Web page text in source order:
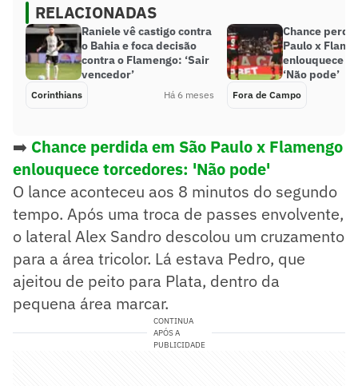
RELACIONADAS
Raniele vê castigo contra
o Bahia e foca decisão
contra o Flamengo: ‘Sair
vencedor’
Corinthians Há 6 meses
Chance
Paulo x
enlouquece
‘Não pode’
Fora de Campo
➡️ Chance perdida em São Paulo x Flamengo
enlouquece torcedores: 'Não pode'
O lance aconteceu aos 8 minutos do segundo
tempo. Após uma troca de passes envolvente,
o lateral Alex Sandro descolou um cruzamento
para a área tricolor. Lá estava Pedro, que
ajeitou de peito para Plata, dentro da
pequena área marcar.
CONTINUA
APÓS A
PUBLICIDADE